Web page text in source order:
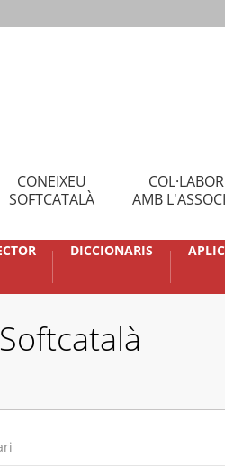
CONEIXEU
SOFTCATALÀ
AMB
DICCIONARIS